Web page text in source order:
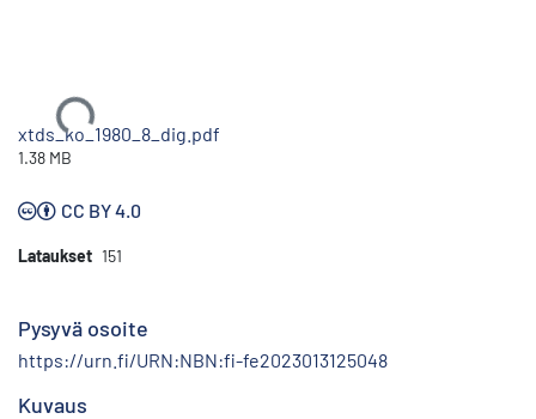
Ladataan...
xtds_ko_1980_8_dig.pdf
1.38 MB
CC BY 4.0
Lataukset 151
Pysyvä osoite
https://urn.fi/URN:NBN:fi-fe2023013125048
Kuvaus